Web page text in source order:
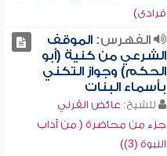
فرادى)
الفهرس:الموقف
الشرعي من كنية (أبو
الحكم) وجواز التكني
بأسماء البنات
للشيخ: عائض القرني
جزء من محاضرة ( من آداب
النبوة (3))